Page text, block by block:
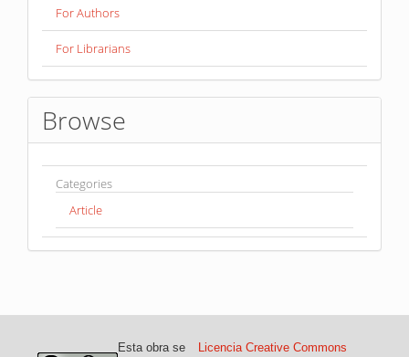
For Authors
For Librarians
Browse
Categories
Article
Esta obra se
Licencia Creative Commons